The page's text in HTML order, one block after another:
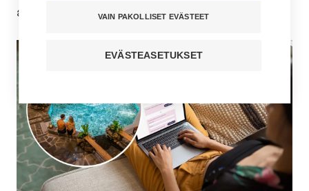
arvoisten lahjakorttien arvontaan.
VAIN PAKOLLISET EVÄSTEET
EVÄSTEASETUKSET